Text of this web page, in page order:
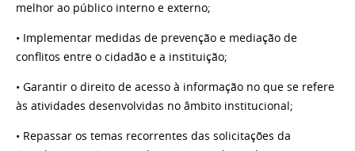
melhor ao público interno e externo;
• Implementar medidas de prevenção e mediação de
conflitos entre o cidadão e a instituição;
• Garantir o direito de acesso à informação no que se refere
às atividades desenvolvidas no âmbito institucional;
• Repassar os temas recorrentes das solicitações da